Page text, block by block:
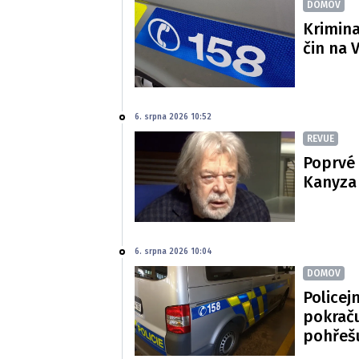
DOMOV
čin na
6. srpna 2026 10:52
REVUE
6. srpna 2026 10:04
DOMOV